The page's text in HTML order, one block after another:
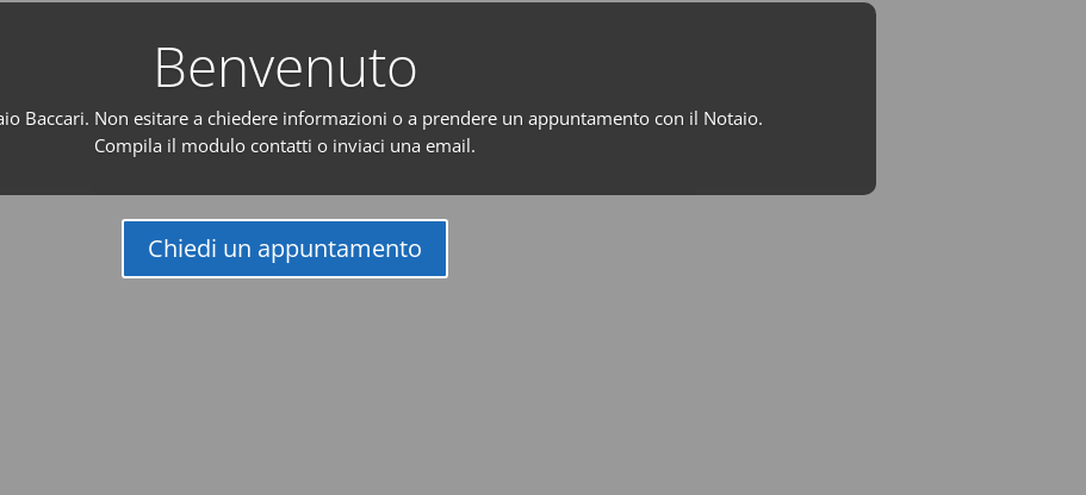
Benvenuto
Baccari. Non esitare a chiedere informazioni o a prendere un appuntamento con il Notaio.
Compila il modulo contatti o inviaci una email.
Chiedi un appuntamento